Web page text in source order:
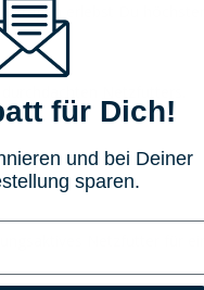
erlebst Du
Netzfutters.
Netzfutter für
für Dich!
und bei Deiner
sparen.